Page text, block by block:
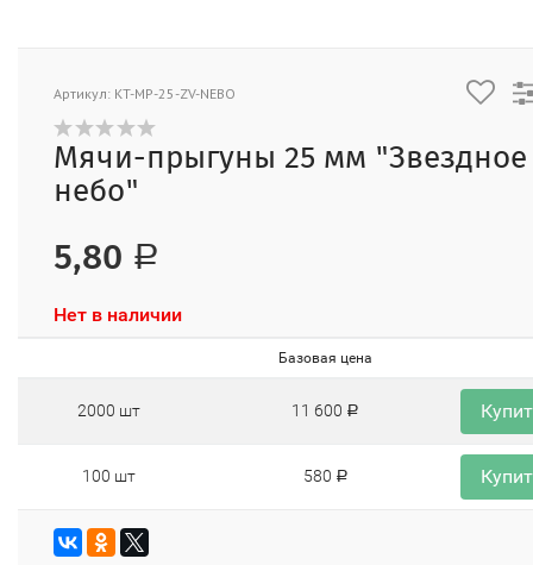
Артикул: KT-MP-25-ZV-NEBO
Мячи-прыгуны 25 мм "Звездное
небо"
5,80 Р
Нет в наличии
Базовая цена
2000 шт 11 600 Р
100 шт 580 Р